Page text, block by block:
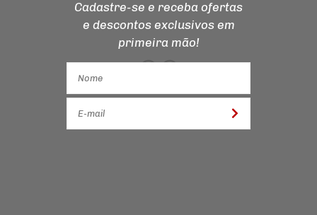
Cadastre-se e receba ofertas
e descontos exclusivos em
primeira mão!